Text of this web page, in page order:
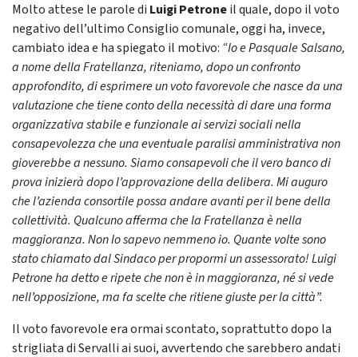
Molto attese le parole di Luigi Petroneil quale, dopo il voto
negativo dell’ultimo Consiglio comunale, oggi ha, invece,
cambiato idea e ha spiegato il motivo: “Io e Pasquale Salsano,
a nome della Fratellanza, riteniamo, dopo un confronto
approfondito, di esprimere un voto favorevole che nasce da una
valutazione che tiene conto della necessità di dare una forma
organizzativa stabile e funzionale ai servizi sociali nella
consapevolezza che una eventuale paralisi amministrativa non
gioverebbe a nessuno. Siamo consapevoli che il vero banco di
prova inizierà dopo l’approvazione della delibera. Mi auguro
che l’azienda consortile possa andare avanti per il bene della
collettività. Qualcuno afferma che la Fratellanza è nella
maggioranza. Non lo sapevo nemmeno io. Quante volte sono
stato chiamato dal Sindaco per propormi un assessorato! Luigi
Petrone ha detto e ripete che non è in maggioranza, né si vede
nell’opposizione, ma fa scelte che ritiene giuste per la città”.
Il voto favorevole era ormai scontato, soprattutto dopo la
strigliata di Servalli ai suoi, avvertendo che sarebbero andati